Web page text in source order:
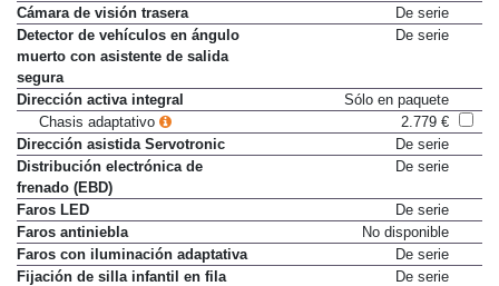
Cámara de visión trasera
De serie
Detector de vehículos en ángulo
muerto con asistente de salida
segura
De serie
Dirección activa integral
Sólo en paquete
Chasis adaptativo
2.779 €
Dirección asistida Servotronic
De serie
Distribución electrónica de
frenado (EBD)
De serie
Faros LED
De serie
Faros antiniebla
No disponible
Faros con iluminación adaptativa
De serie
Fijación de silla infantil en fila
De serie